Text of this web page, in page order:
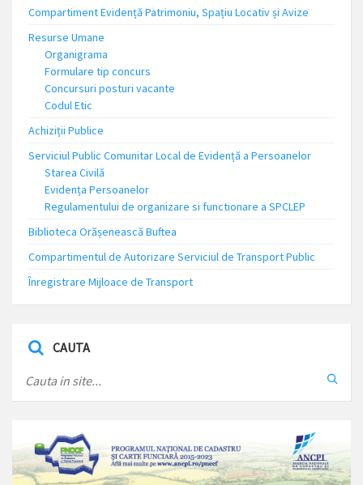
Compartiment Evidență Patrimoniu, Spațiu Locativ și Avize
Resurse Umane
Organigrama
Formulare tip concurs
Concursuri posturi vacante
Codul Etic
Achiziții Publice
Serviciul Public Comunitar Local de Evidență a Persoanelor
Starea Civilă
Evidența Persoanelor
Regulamentului de organizare si functionare a SPCLEP
Biblioteca Orășenească Buftea
Compartimentul de Autorizare Serviciul de Transport Public
Înregistrare Mijloace de Transport
CAUTA